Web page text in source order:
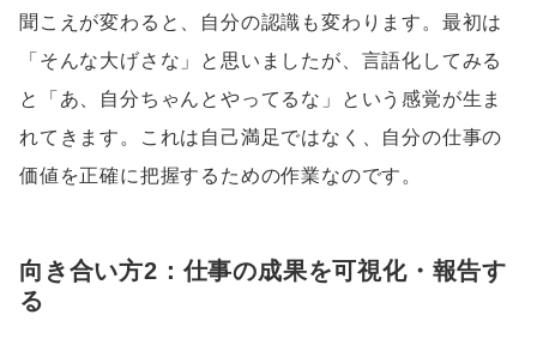
聞こえが変わると、自分の認識も変わります。最初は
「そんな大げさな」と思いましたが、言語化してみる
と「あ、自分ちゃんとやってるな」という感覚が生ま
れてきます。これは自己満足ではなく、自分の仕事の
価値を正確に把握するための作業なのです。
向き合い方2：仕事の成果を可視化・報告す
る